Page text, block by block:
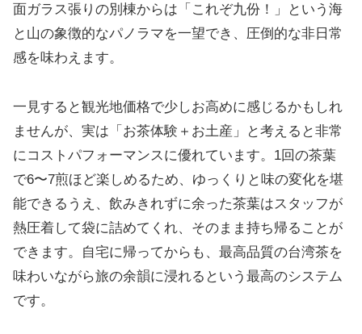
面ガラス張りの別棟からは「これぞ九份！」という海
と山の象徴的なパノラマを一望でき、圧倒的な非日常
感を味わえます。
一見すると観光地価格で少しお高めに感じるかもしれ
ませんが、実は「お茶体験＋お土産」と考えると非常
にコストパフォーマンスに優れています。1回の茶葉
で6〜7煎ほど楽しめるため、ゆっくりと味の変化を堪
能できるうえ、飲みきれずに余った茶葉はスタッフが
熱圧着して袋に詰めてくれ、そのまま持ち帰ることが
できます。自宅に帰ってからも、最高品質の台湾茶を
味わいながら旅の余韻に浸れるという最高のシステム
です。